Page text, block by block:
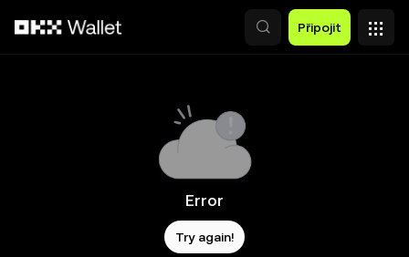
Připojit
Error
Try again!